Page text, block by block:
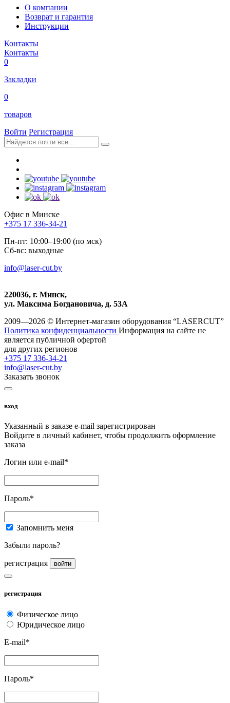
О компании
Возврат и гарантия
Инструкции
Контакты
Контакты
0
Закладки
0
товаров
Войти Регистрация
Офис в Минске
+375 17 336-34-21
Пн-пт: 10:00–19:00 (по мск)
Сб-вс: выходные
info@laser-cut.by
220036, г. Минск,
ул. Максима Богдановича, д. 53А
2009—2026 © Интернет-магазин оборудования “LASERCUT”
Политика конфиденциальности Информация на сайте не
является публичной офертой
для других регионов
+375 17 336-34-21
info@laser-cut.by
Заказать звонок
вход
Указанный в заказе e-mail зарегистрирован
Войдите в личный кабинет, чтобы продолжить оформление
заказа
Логин или e-mail*
Пароль*
Запомнить меня
Забыли пароль?
регистрация войти
регистрация
Физическое лицо
Юридическое лицо
E-mail*
Пароль*